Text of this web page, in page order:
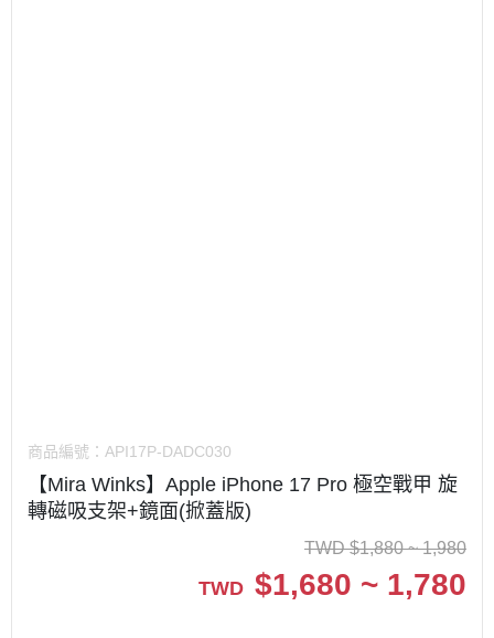
商品編號： API17P-DADC030
【Mira Winks】Apple iPhone 17 Pro 極空戰甲 旋
轉磁吸支架+鏡面(掀蓋版)
TWD $1,880 ~ 1,980
TWD $1,680 ~ 1,780